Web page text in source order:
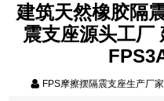
建筑天然橡胶隔
震支座源头工厂
FPS摩擦摆隔震支座生产厂